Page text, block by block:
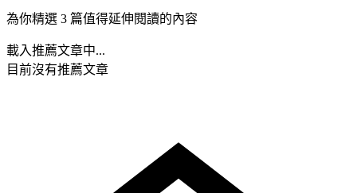
為你精選 3 篇值得延伸閱讀的內容
載入推薦文章中...
目前沒有推薦文章